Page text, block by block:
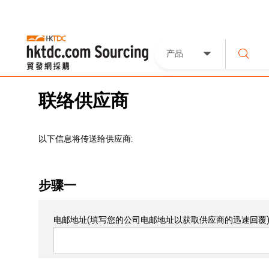
产品
联络供应商
以下信息将传送给供应商:
步骤一
电邮地址(填写您的公司电邮地址以获取供应商的迅速回覆)